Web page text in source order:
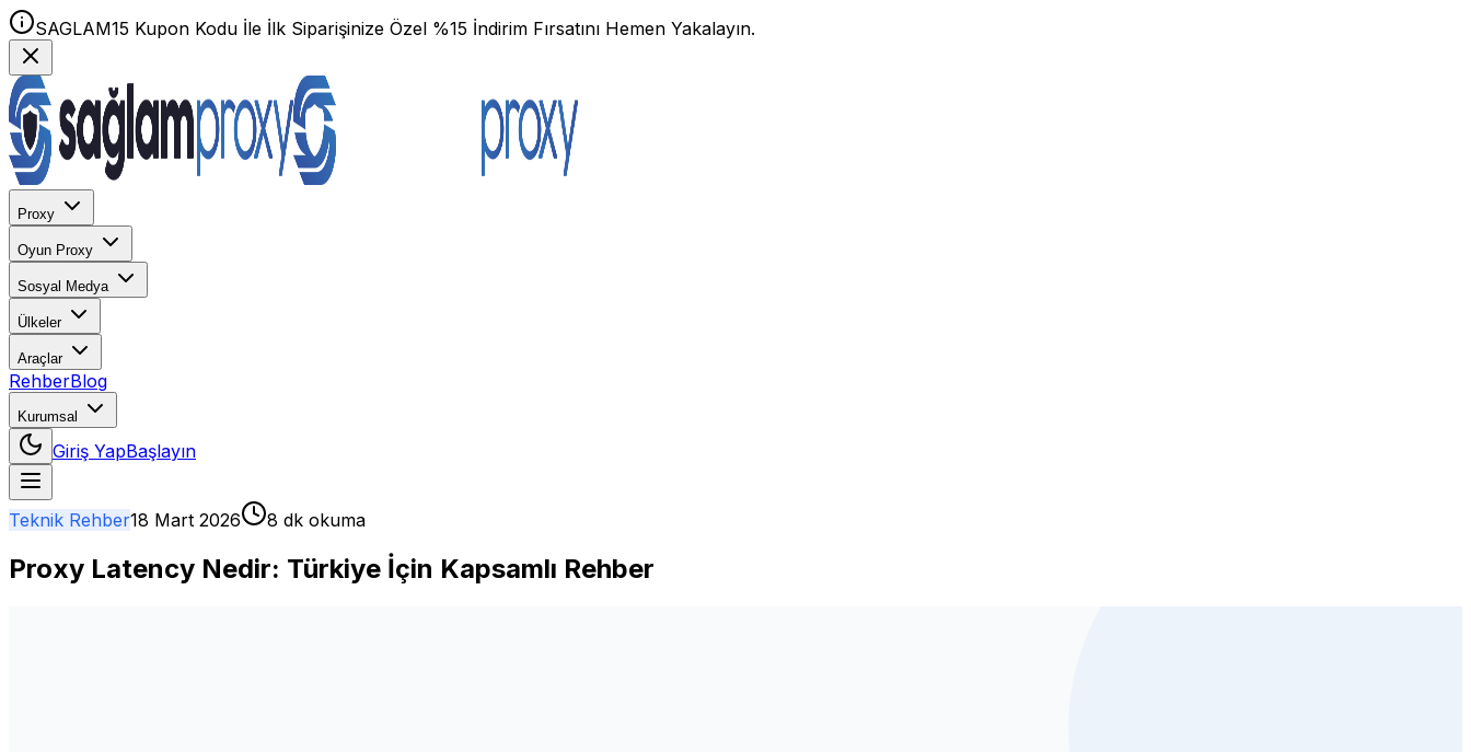
SAGLAM15 Kupon Kodu İle İlk Siparişinize Özel %15 İndirim Fırsatını Hemen Yakalayın.
Proxy
Oyun Proxy
Sosyal Medya
Ülkeler
Araçlar
RehberBlog
Kurumsal
Giriş YapBaşlayın
Teknik Rehber18 Mart 2026 8 dk okuma
Proxy Latency Nedir: Türkiye İçin Kapsamlı Rehber